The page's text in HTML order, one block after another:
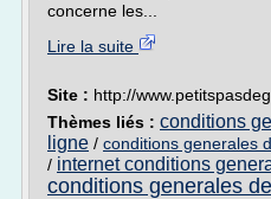
concerne les...
Lire la suite
Site : http://
Thèmes liés : conditions
ligne / conditions generales
/ internet conditions
conditions generales